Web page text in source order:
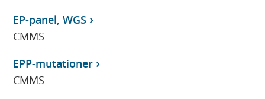
EP-panel, WGS
CMMS
EPP-mutationer
CMMS